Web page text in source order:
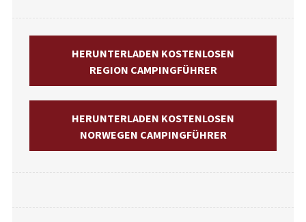
HERUNTERLADEN KOSTENLOSEN
REGION CAMPINGFÜHRER
HERUNTERLADEN KOSTENLOSEN
NORWEGEN CAMPINGFÜHRER